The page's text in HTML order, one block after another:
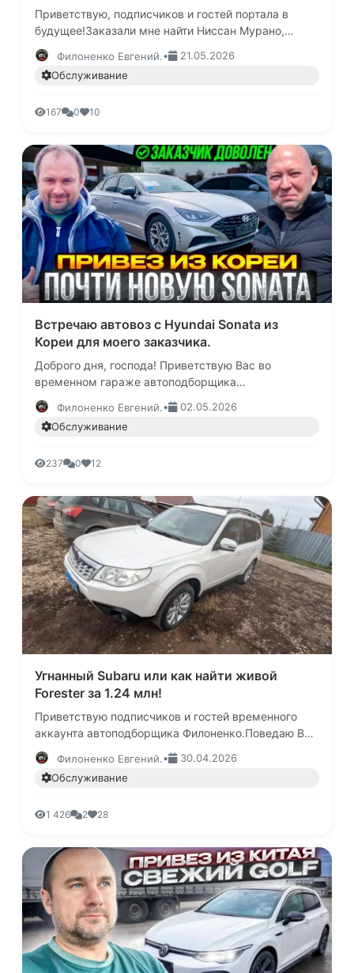
Приветствую, подписчиков и гостей портала в
будущее!Заказали мне найти Ниссан Мурано,
параметры – от 2012 года, пробег до 190 тыс,
количество собственников в ПТ…
Филоненко Евгений.•
21.05.2026
Обслуживание
167 0 10
Встречаю автовоз с Hyundai Sonata из
Кореи для моего заказчика.
Доброго дня, господа! Приветствую Вас во
временном гараже автоподборщика
Филоненко.Сегодня будет очередная история
заказа автомобиля из Кореи для Романа из Моск…
Филоненко Евгений.•
02.05.2026
Обслуживание
237 0 12
Угнанный Subaru или как найти живой
Forester за 1.24 млн!
Приветствую подписчиков и гостей временного
аккаунта автоподборщика Филоненко.Поведаю Вам
история про поиск "Форика"Бюджет на
мероприятие выделен заказчиком не …
Филоненко Евгений.•
30.04.2026
Обслуживание
1 426 2 28